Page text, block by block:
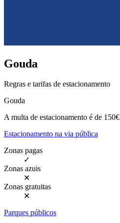
Gouda
Regras e tarifas de estacionamento
Gouda
A multa de estacionamento é de 150€
Estacionamento na via pública
Zonas pagas
✓
Zonas azuis
✕
Zonas gratuitas
✕
Parques públicos